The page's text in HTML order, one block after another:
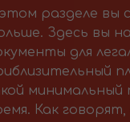
разделе вы
Здесь вы
для
Как